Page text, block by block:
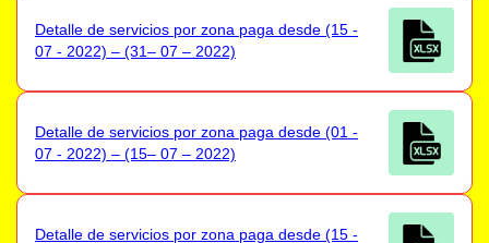
Detalle de servicios por zona paga desde (15 -
07 - 2022) – (31– 07 – 2022)
Detalle de servicios por zona paga desde (01 -
07 - 2022) – (15– 07 – 2022)
Detalle de servicios por zona paga desde (15 -